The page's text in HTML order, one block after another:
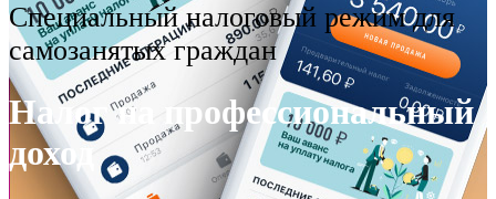
Специальный налоговый режим для
самозанятых граждан
Налог на профессиональный
доход